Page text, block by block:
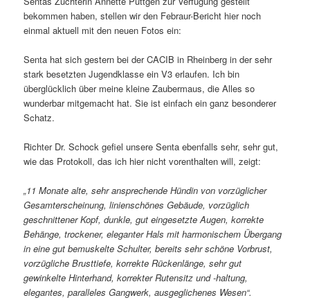
bekommen haben, stellen wir den Febraur-Bericht hier noch
einmal aktuell mit den neuen Fotos ein:
Senta hat sich gestern bei der CACIB in Rheinberg in der sehr
stark besetzten Jugendklasse ein V3 erlaufen. Ich bin
überglücklich über meine kleine Zaubermaus, die Alles so
wunderbar mitgemacht hat. Sie ist einfach ein ganz besonderer
Schatz.
Richter Dr. Schock gefiel unsere Senta ebenfalls sehr, sehr gut,
wie das Protokoll, das ich hier nicht vorenthalten will, zeigt:
„11 Monate alte, sehr ansprechende Hündin von vorzüglicher
Gesamterscheinung, linienschönes Gebäude, vorzüglich
geschnittener Kopf, dunkle, gut eingesetzte Augen, korrekte
Behänge, trockener, eleganter Hals mit harmonischem Übergang
in eine gut bemuskelte Schulter, bereits sehr schöne Vorbrust,
vorzügliche Brusttiefe, korrekte Rückenlänge, sehr gut
gewinkelte Hinterhand, korrekter Rutensitz und -haltung,
elegantes, paralleles Gangwerk, ausgeglichenes Wesen“.